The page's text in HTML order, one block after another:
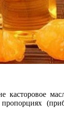
касторовое